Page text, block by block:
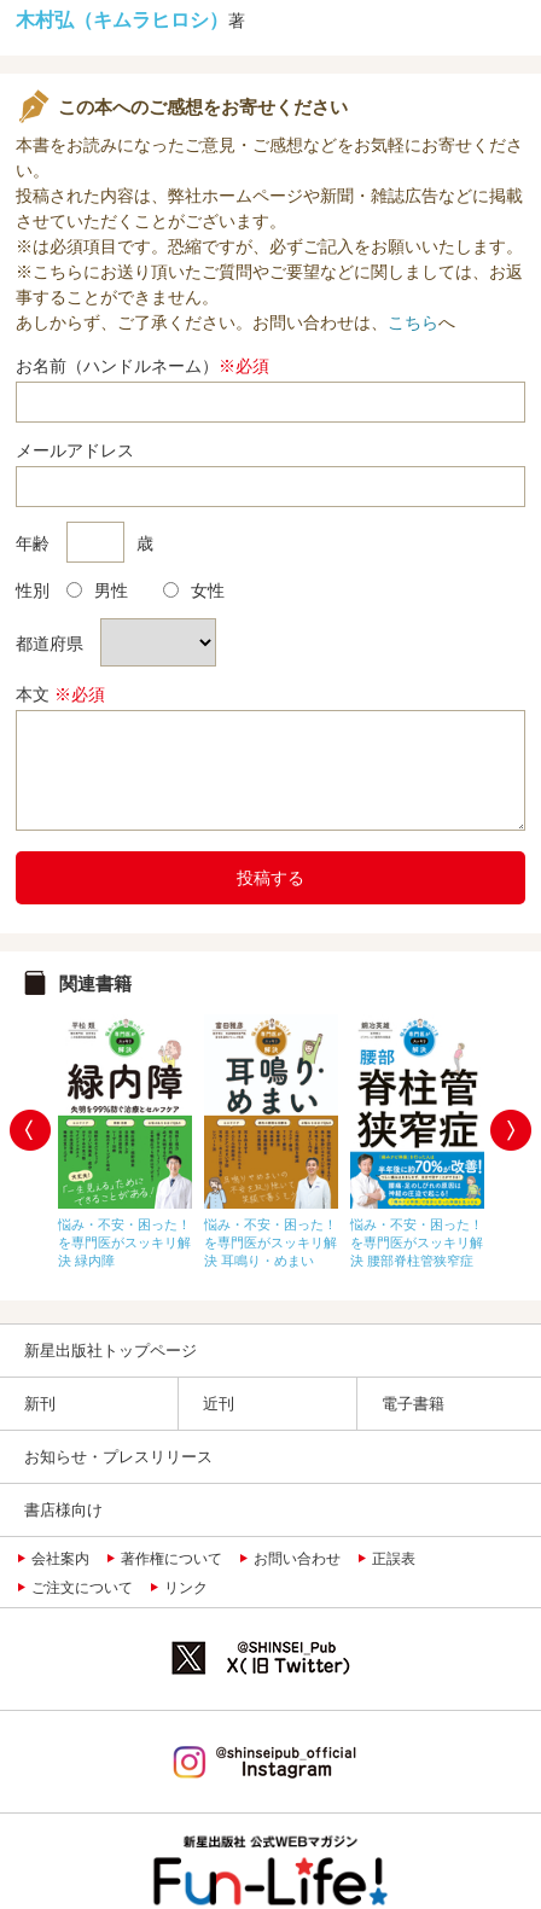
木村弘（キムラヒロシ）著
この本へのご感想をお寄せください
本書をお読みになったご意見・ご感想などをお気軽にお寄せくださ
い。
投稿された内容は、弊社ホームページや新聞・雑誌広告などに掲載
させていただくことがございます。
※は必須項目です。恐縮ですが、必ずご記入をお願いいたします。
※こちらにお送り頂いたご質問やご要望などに関しましては、お返
事することができません。
あしからず、ご了承ください。お問い合わせは、 こちらへ
お名前（ハンドルネーム） ※必須
メールアドレス
年齢 歳
性別 男性 女性
都道府県
本文 ※必須
投稿する
関連書籍
悩み・不安・困った！
を専門医がスッキリ解
決 緑内障
悩み・不安・困った！
を専門医がスッキリ解
決 耳鳴り・めまい
悩み・不安・困った！
を専門医がスッキリ解
決 腰部脊柱管狭窄症
新星出版社トップページ
新刊 近刊 電子書籍
お知らせ・プレスリリース
書店様向け
会社案内 著作権について お問い合わせ
正誤表
ご注文について
リンク